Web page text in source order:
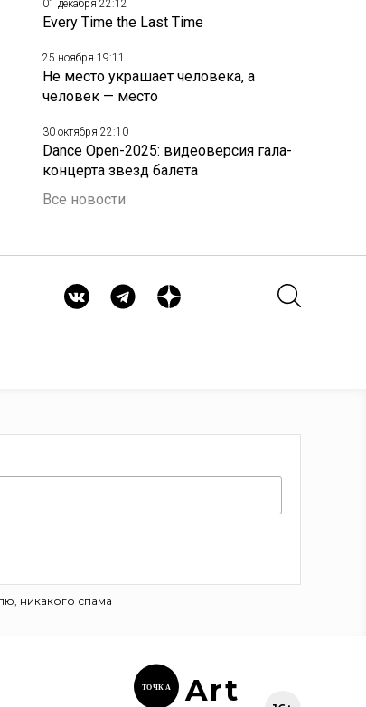
01 декабря 22:12
Every Time the Last Time
25 ноября 19:11
Не место украшает человека, а
человек — место
30 октября 22:10
Dance Open-2025: видеоверсия гала-
концерта звезд балета
Все новости
никакого спама
ТОЧК А Art